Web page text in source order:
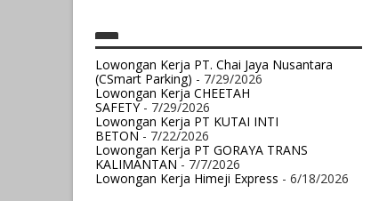
Lowongan Kerja PT. Chai Jaya Nusantara
(CSmart Parking) - 7/29/2026
Lowongan Kerja CHEETAH
SAFETY- 7/29/2026
Lowongan Kerja PT KUTAI INTI
BETON- 7/22/2026
Lowongan Kerja PT GORAYA TRANS
KALIMANTAN- 7/7/2026
Lowongan Kerja Himeji Express - 6/18/2026